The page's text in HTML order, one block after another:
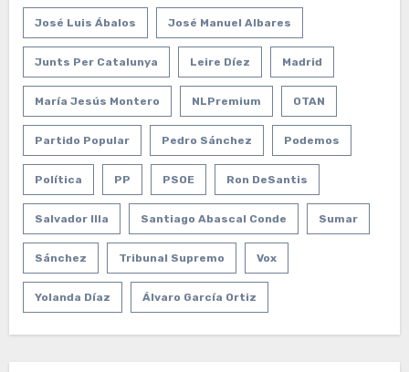
José Luis Ábalos José Manuel Albares
Junts Per Catalunya Leire Díez Madrid
María Jesús Montero NLPremium OTAN
Partido Popular Pedro Sánchez Podemos
Política PP PSOE Ron DeSantis
Salvador Illa Santiago Abascal Conde Sumar
Sánchez Tribunal Supremo Vox
Yolanda Díaz Álvaro García Ortiz